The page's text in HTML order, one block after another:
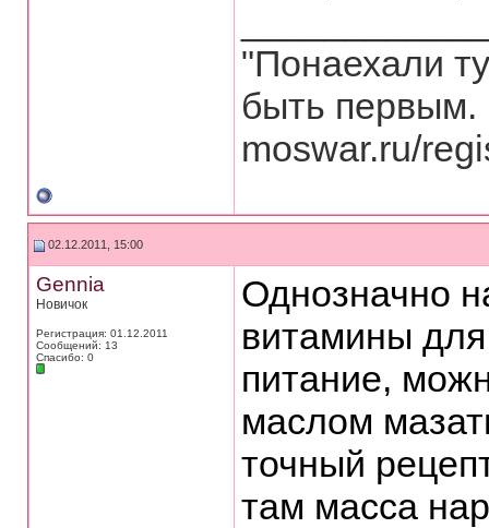
"Понаехали
быть первым.
moswar.ru/
02.12.2011, 15:00
Gennia
Новичок
Регистрация: 01.12.2011
Сообщений: 13
Спасибо: 0
Однозначно
витамины
питание,
маслом
точный
там масса